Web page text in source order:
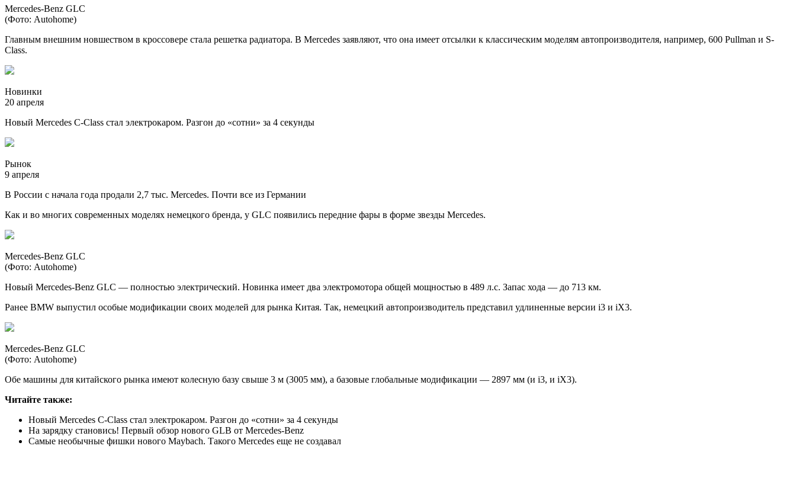
Mercedes-Benz GLC
(Фото: Autohome)
Главным внешним новшеством в кроссовере стала решетка радиатора. В Mercedes заявляют, что она имеет отсылки к классическим моделям автопроизводителя, например, 600 Pullman и S-
Class.
Новинки
20 апреля
Новый Mercedes C-Class стал электрокаром. Разгон до «сотни» за 4 секунды
Рынок
9 апреля
В России с начала года продали 2,7 тыс. Mercedes. Почти все из Германии
Как и во многих современных моделях немецкого бренда, у GLC появились передние фары в форме звезды Mercedes.
Mercedes-Benz GLC
(Фото: Autohome)
Новый Mercedes-Benz GLC — полностью электрический. Новинка имеет два электромотора общей мощностью в 489 л.с. Запас хода — до 713 км.
Ранее BMW выпустил особые модификации своих моделей для рынка Китая. Так, немецкий автопроизводитель представил удлиненные версии i3 и iX3.
Mercedes-Benz GLC
(Фото: Autohome)
Обе машины для китайского рынка имеют колесную базу свыше 3 м (3005 мм), а базовые глобальные модификации — 2897 мм (и i3, и iX3).
Читайте также:
Новый Mercedes C-Class стал электрокаром. Разгон до «сотни» за 4 секунды
На зарядку становись! Первый обзор нового GLB от Mercedes-Benz
Самые необычные фишки нового Maybach. Такого Mercedes еще не создавал